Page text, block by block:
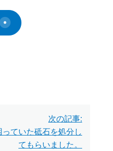
次の記事:
っていた砥石を処分し
てもらいました。